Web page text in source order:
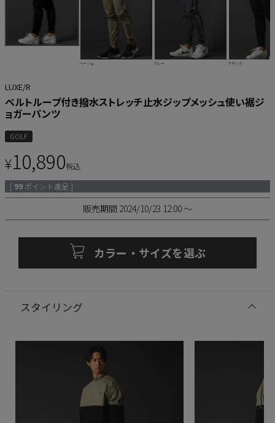
ベージュ グレー ブラック
LUXE/R
ベルトループ付き撥水ストレッチ止水ジップメッシュ使い裾ジ
ョガーパンツ
GOLF
¥10,890税込
[ 99 ポイント進呈 ]
販売期間 2024/10/23 12:00 〜
カラー・サイズを選ぶ
スタイリング